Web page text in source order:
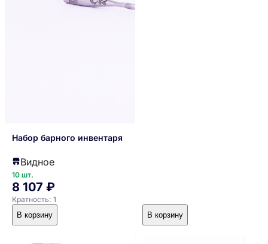
Набор барного инвентаря
Видное
10 шт.
8 107 ₽
Кратность: 1
В корзину
В корзину